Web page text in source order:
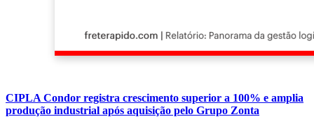
CIPLA Condor registra crescimento superior a 100% e amplia
produção industrial após aquisição pelo Grupo Zonta